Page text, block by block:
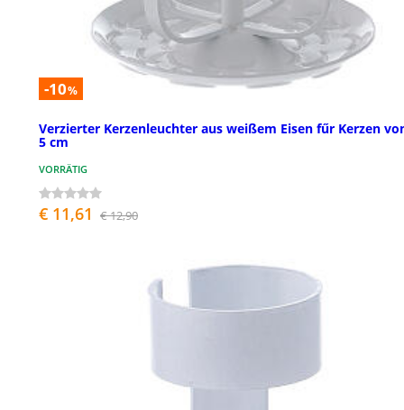
-10%
Verzierter Kerzenleuchter aus weißem Eisen fűr Kerzen
5 cm
VORRÄTIG
€ 11,61 € 12,90